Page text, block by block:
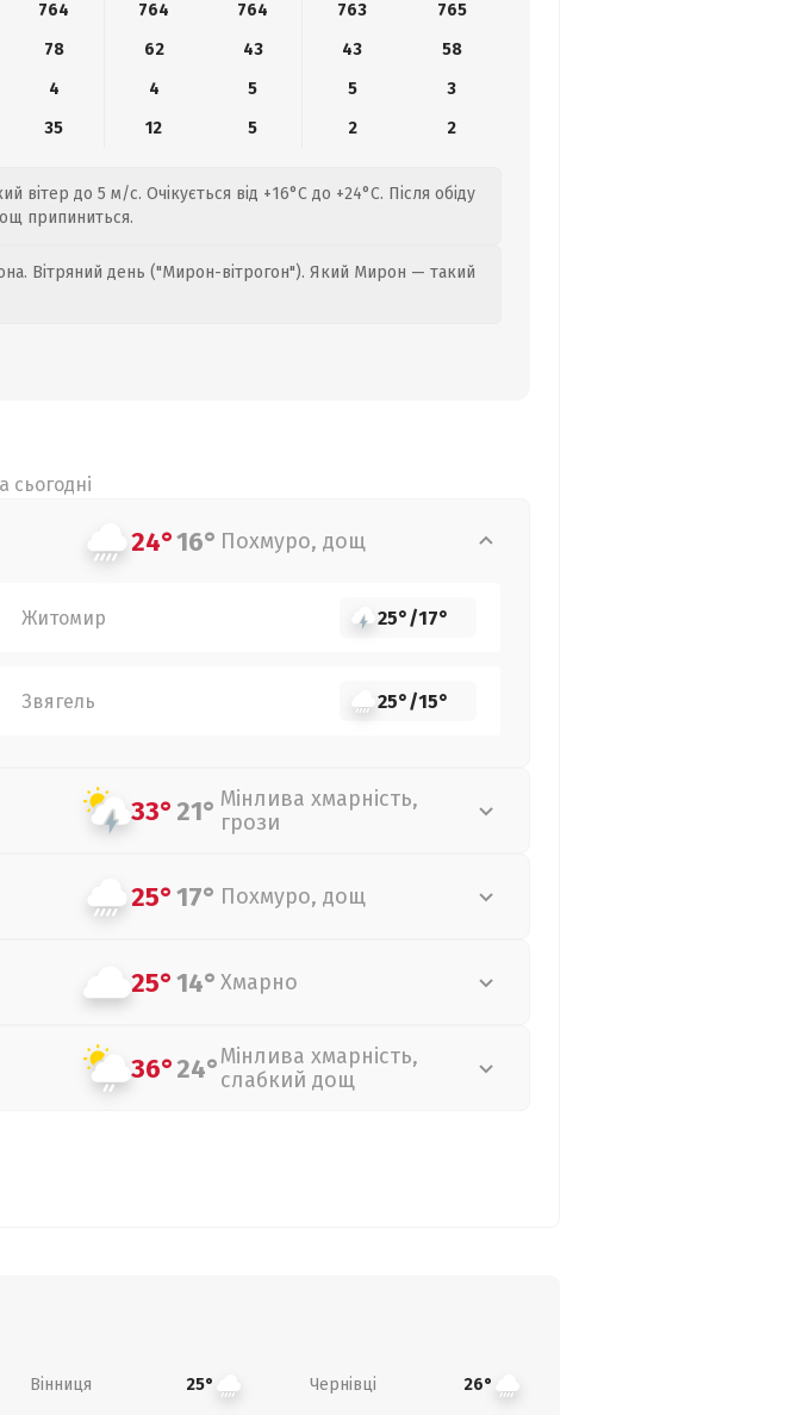
764 764 764 763
765
78 62 43 43
58
4 4 5 5
3
35 12 5 2 2
вітер до 5 м/с. Очікується від +16°C до +24°C. Після обіду
припиниться.
Вітряний день ("Мирон-вітрогон"). Який Мирон — такий
сьогодні
24°16° Похмуро, дощ
Житомир 25°/17°
Звягель 25°/15°
33°21° Мінлива хмарність,
грози
25°17° Похмуро, дощ
25°14° Хмарно
36°24°Мінлива хмарність,
слабкий дощ
Вінниця 25° Чернівці 26°